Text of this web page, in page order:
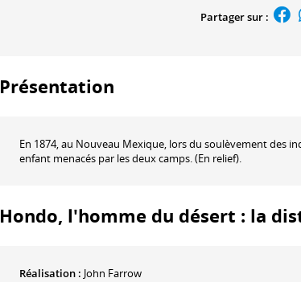
Partager sur :
Présentation
En 1874, au Nouveau Mexique, lors du soulèvement des
enfant menacés par les deux camps. (En relief).
Hondo, l'homme du désert : la
Réalisation : John Farrow